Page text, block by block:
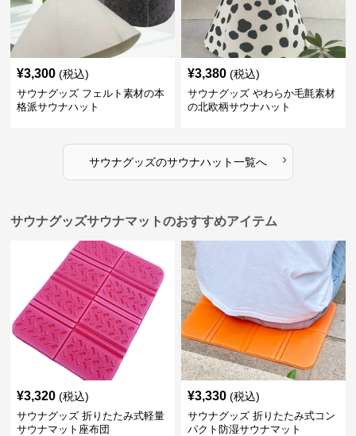
¥3,300 (税込)
サウナグッズ フェルト素材の本
格派サウナハット
¥3,380 (税込)
サウナグッズ やわらか毛氈素材
の北欧柄サウナハット
サウナグッズのサウナハット一覧へ ›
サウナグッズサウナマットのおすすめアイテム
¥3,320 (税込)
サウナグッズ 折りたたみ式軽量
サウナマット座布団
¥3,330 (税込)
サウナグッズ 折りたたみ式コン
パクト防湿サウナマット